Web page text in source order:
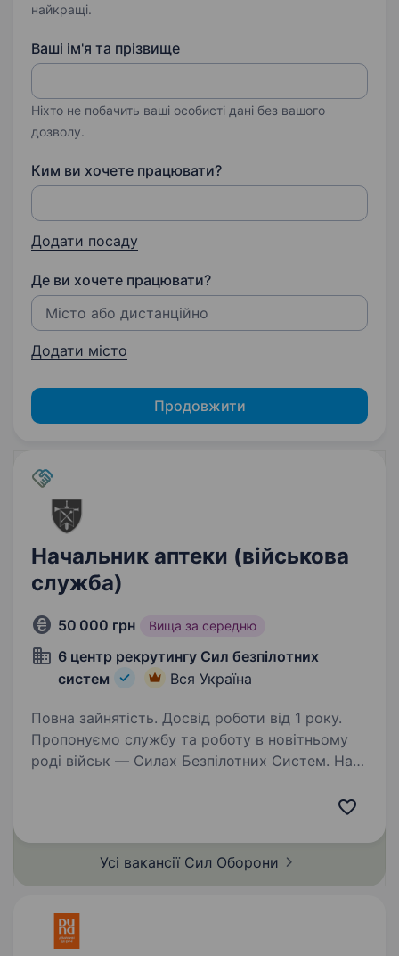
найкращі.
Ваші ім'я та прізвище
Ніхто не побачить ваші особисті дані без вашого
дозволу.
Ким ви хочете працювати?
Додати посаду
Де ви хочете працювати?
Додати місто
Продовжити
Начальник аптеки (військова
служба)
50 000 грн Вища за середню
6 центр рекрутингу Сил безпілотних
систем
Вся Україна
Повна зайнятість. Досвід роботи від 1 року.
Пропонуємо службу та роботу в новітньому
роді військ — Силах Безпілотних Систем. Наш
це перший у світі підрозділ «технологічного
професіоналів…
Усі вакансії Сил Оборони